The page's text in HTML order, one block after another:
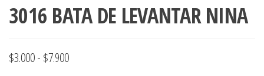
3016 BATA DE LEVANTAR NINA
$3.000- $7.900Rango